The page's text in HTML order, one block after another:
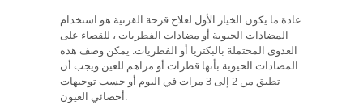
عادة ما يكون الخيار الأول لعلاج قرحة القرنية هو استخدام
المضادات الحيوية أو مضادات الفطريات ، للقضاء على
العدوى المحتملة بالبكتريا أو الفطريات. يمكن وصف هذه
المضادات الحيوية بأنها قطرات أو مراهم للعين ويجب أن
تطبق من 2 إلى 3 مرات في اليوم أو حسب توجيهات
أخصائي العيون.